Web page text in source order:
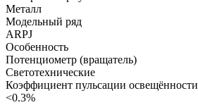
Металл
Модельный ряд
ARPJ
Особенность
Потенциометр (вращатель)
Светотехнические
Коэффициент пульсации освещённости
<0.3%